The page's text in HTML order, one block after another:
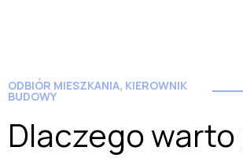
ODBIÓR MIESZKANIA, KIEROWNIK
BUDOWY
Dlaczego